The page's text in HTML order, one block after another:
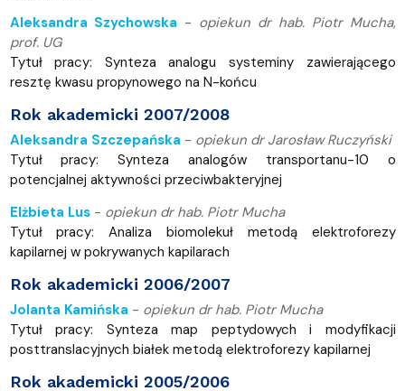
Aleksandra Szychowska - opiekun dr hab. Piotr Mucha,
prof. UG
Tytuł pracy: Synteza analogu systeminy zawierającego
resztę kwasu propynowego na N-końcu
Rok akademicki 2007/2008
Aleksandra Szczepańska - opiekun dr Jarosław Ruczyński
Tytuł pracy: Synteza analogów transportanu-10 o
potencjalnej aktywności przeciwbakteryjnej
Elżbieta Lus- opiekun dr hab. Piotr Mucha
Tytuł pracy: Analiza biomolekuł metodą elektroforezy
kapilarnej w pokrywanych kapilarach
Rok akademicki 2006/2007
Jolanta Kamińska - opiekun dr hab. Piotr Mucha
Tytuł pracy: Synteza map peptydowych i modyfikacji
posttranslacyjnych białek metodą elektroforezy kapilarnej
Rok akademicki 2005/2006